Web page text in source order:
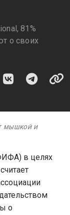
81%
о своих
МЫШКОЙ И
в целях
о